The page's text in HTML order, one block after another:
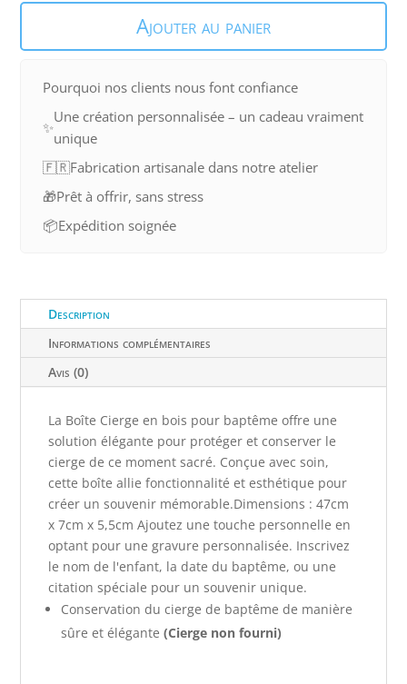
de
à
Ajouter au panier
Pourquoi nos clients nous font confiance
✨
Une création personnalisée – un cadeau vraiment
unique
🇫🇷Fabrication artisanale dans notre atelier
🎁Prêt à offrir, sans stress
📦Expédition soignée
Description
Informations complémentaires
Avis (0)
La Boîte Cierge en bois pour baptême offre une
solution élégante pour protéger et conserver le
cierge de ce moment sacré. Conçue avec soin,
cette boîte allie fonctionnalité et esthétique pour
créer un souvenir mémorable.Dimensions : 47cm
x 7cm x 5,5cm Ajoutez une touche personnelle en
optant pour une gravure personnalisée. Inscrivez
le nom de l'enfant, la date du baptême, ou une
citation spéciale pour un souvenir unique.
Conservation du cierge de baptême de manière
sûre et élégante(Cierge non fourni)